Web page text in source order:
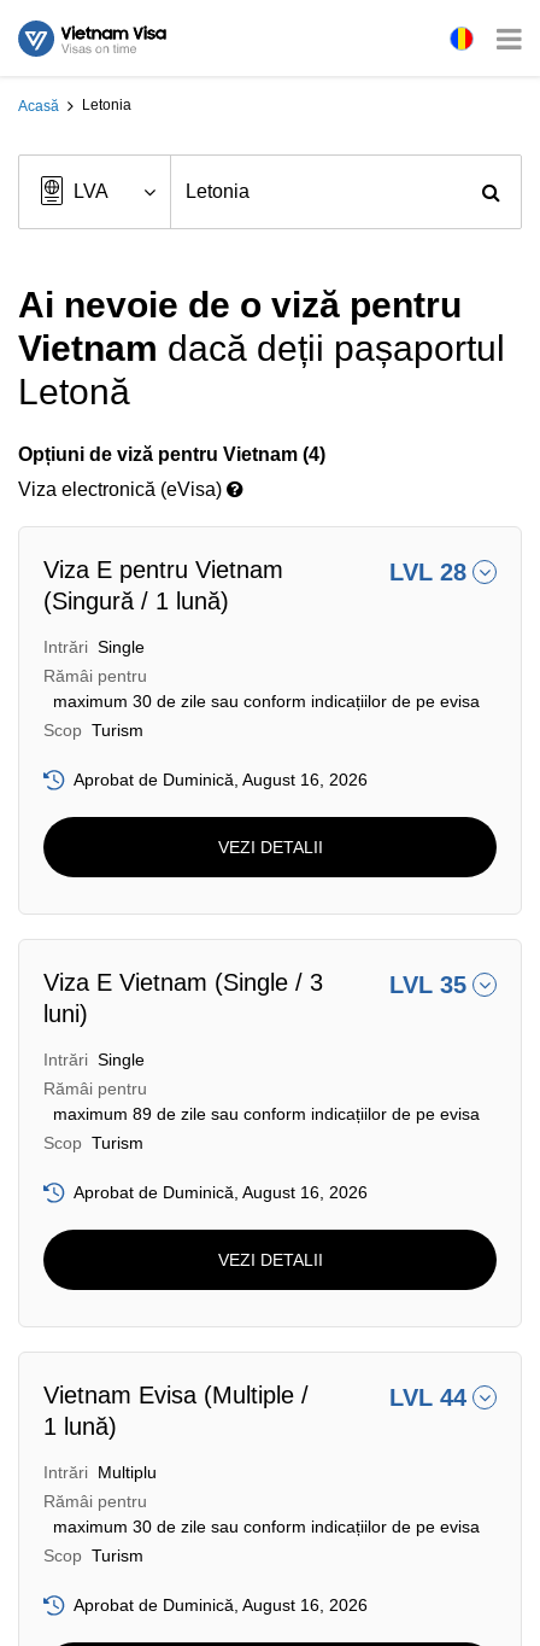
Acasă Letonia
Ai nevoie de o viză pentru
Vietnam dacă deții pașaportul
Letonă
Opțiuni de viză pentru Vietnam (4)
Viza electronică (eVisa)
Viza E pentru Vietnam
(Singură / 1 lună)
LVL 28
Intrări Single
Rămâi pentru
maximum 30 de zile sau conform indicațiilor de pe evisa
Scop Turism
Aprobat de Duminică, August 16, 2026
VEZI DETALII
Viza E Vietnam (Single / 3
luni)
LVL 35
Intrări Single
Rămâi pentru
maximum 89 de zile sau conform indicațiilor de pe evisa
Scop Turism
Aprobat de Duminică, August 16, 2026
VEZI DETALII
Vietnam Evisa (Multiple /
1 lună)
LVL 44
Intrări Multiplu
Rămâi pentru
maximum 30 de zile sau conform indicațiilor de pe evisa
Scop Turism
Aprobat de Duminică, August 16, 2026